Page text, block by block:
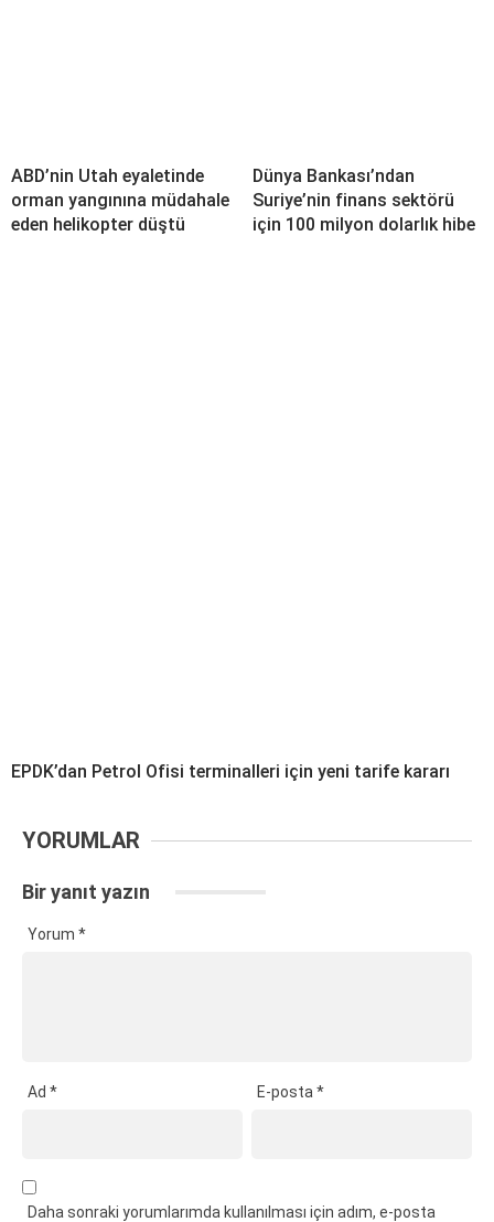
ABD’nin Utah eyaletinde
orman yangınına müdahale
eden helikopter düştü
Dünya Bankası’ndan
Suriye’nin finans sektörü
için 100 milyon dolarlık hibe
EPDK’dan Petrol Ofisi terminalleri için yeni tarife kararı
YORUMLAR
Bir yanıt yazın
Yorum *
Ad * E-posta*
Daha sonraki yorumlarımda kullanılması için adım, e-posta